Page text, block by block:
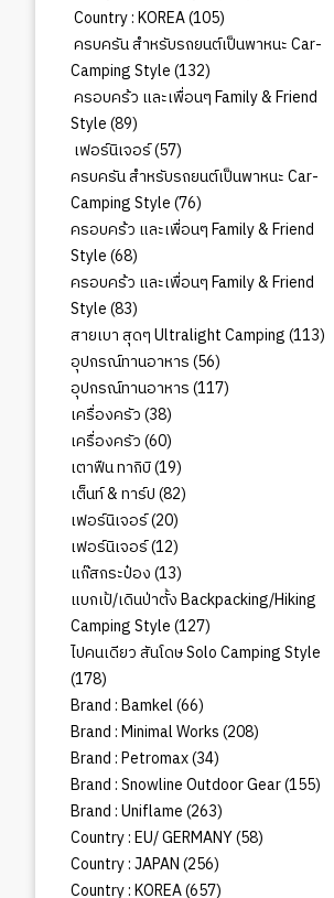
Country : KOREA 105105
สินค้า
ครบครัน สำหรับรถยนต์เป็นพาหนะ Car-
Camping Style 132132
สินค้า
ครอบคร้ว และเพื่อนๆ Family & Friend
Style 8989
สินค้า
เฟอร์นิเจอร์ 5757
สินค้า
ครบครัน สำหรับรถยนต์เป็นพาหนะ Car-
Camping Style 7676
สินค้า
ครอบคร้ว และเพื่อนๆ Family & Friend
Style 6868
สินค้า
ครอบคร้ว และเพื่อนๆ Family & Friend
Style 8383
สินค้า
สายเบา สุดๆ Ultralight Camping 113113
อุปกรณ์ทานอาหาร 5656
สินค้า
อุปกรณ์ทานอาหาร 117117
เครื่องครัว 3838
สินค้า
เครื่องครัว 6060
สินค้า
เตาฟืน ทากิบิ 1919
สินค้า
เต็นท์ & ทาร์ป 8282
เฟอร์นิเจอร์ 2020
สินค้า
เฟอร์นิเจอร์ 1212
สินค้า
แก๊สกระป๋อง 1313
สินค้า
แบกเป้/เดินป่าตั้ง Backpacking/Hiking
Camping Style 127127
สินค้า
ไปคนเดียว สันโดษ Solo Camping Style
178178
สินค้า
Brand : Bamkel 6666
สินค้า
Brand : Minimal Works 208208
Brand : Petromax 3434
สินค้า
Brand : Snowline Outdoor Gear 155155
Brand : Uniflame 263263
สินค้า
Country : EU/ GERMANY 5858
Country : JAPAN 256256
สินค้า
Country : KOREA 657657